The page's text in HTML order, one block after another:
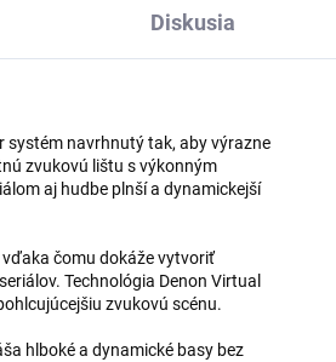
Diskusia
systém navrhnutý tak, aby výrazne
zvukovú lištu s výkonným
aj hudbe plnší a dynamickejší
vďaka čomu dokáže vytvoriť
Technológia Denon Virtual
zvukovú scénu.
hlboké a dynamické basy bez